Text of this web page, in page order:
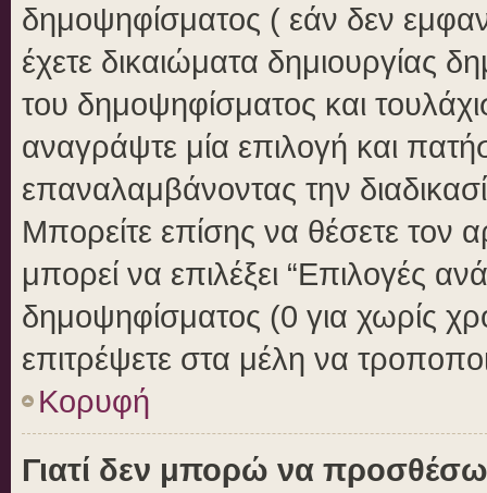
δημοψηφίσματος ( εάν δεν
έχετε δικαιώματα δημιουργίας
του δημοψηφίσματος και
αναγράψτε μία επιλογή και
επαναλαμβάνοντας την
Μπορείτε επίσης να θέσετε τον
μπορεί να επιλέξει “Επιλογές
δημοψηφίσματος (0 για χωρίς
επιτρέψετε στα μέλη να
Κορυφή
Γιατί δεν μπορώ να